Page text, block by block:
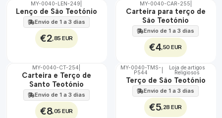
🇵🇹
100%
MY-0040-LEN-249
Lenço de São Teotónio
Envio de 1 a 3 dias
€2 ,85 EUR
🇵🇹
MY-0040-CAR-255
Carteira para terço de
São Teotónio
Envio de 1 a 3 dias
€4 ,50 EUR
🇵🇹
100%
MY-0040-CT-254
Carteira e Terço de
Santo Teotónio
Envio de 1 a 3 dias
€8,05 EUR
🇵🇹
100%
MY-0040-TMS-
P544
Loja de artigos
Religiosos
Terço de São Teotónio
Envio de 1 a 3 dias
€5 ,28 EUR